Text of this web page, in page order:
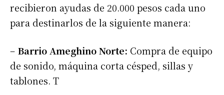
recibieron ayudas de 20.000 pesos cada uno
para destinarlos de la siguiente manera:
– Barrio Ameghino Norte: Compra de equipo
de sonido, máquina corta césped, sillas y
tablones. T